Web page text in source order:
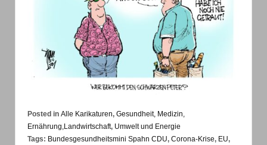
Posted in Alle Karikaturen, Gesundheit, Medizin,
Ernährung,Landwirtschaft, Umwelt und Energie
Tags: Bundesgesundheitsmini Spahn CDU, Corona-Krise, EU,